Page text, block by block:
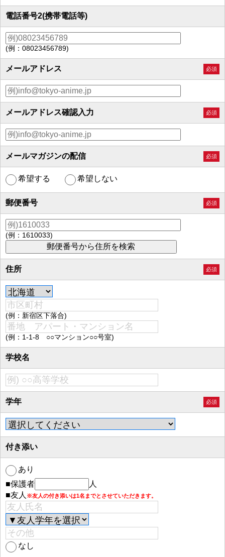
電話番号2(携帯電話等)
(例：08023456789)
メールアドレス 必須
メールアドレス確認入力 必須
メールマガジンの配信 必須
希望する 希望しない
郵便番号 必須
(例：1610033)
住所 必須
(例：新宿区下落合)
(例：1-1-8 ○○マンション○○号室)
学校名
学年 必須
付き添い
あり
■保護者
人
■友人 ※友人の付き添いは1名までとさせていただきます。
なし